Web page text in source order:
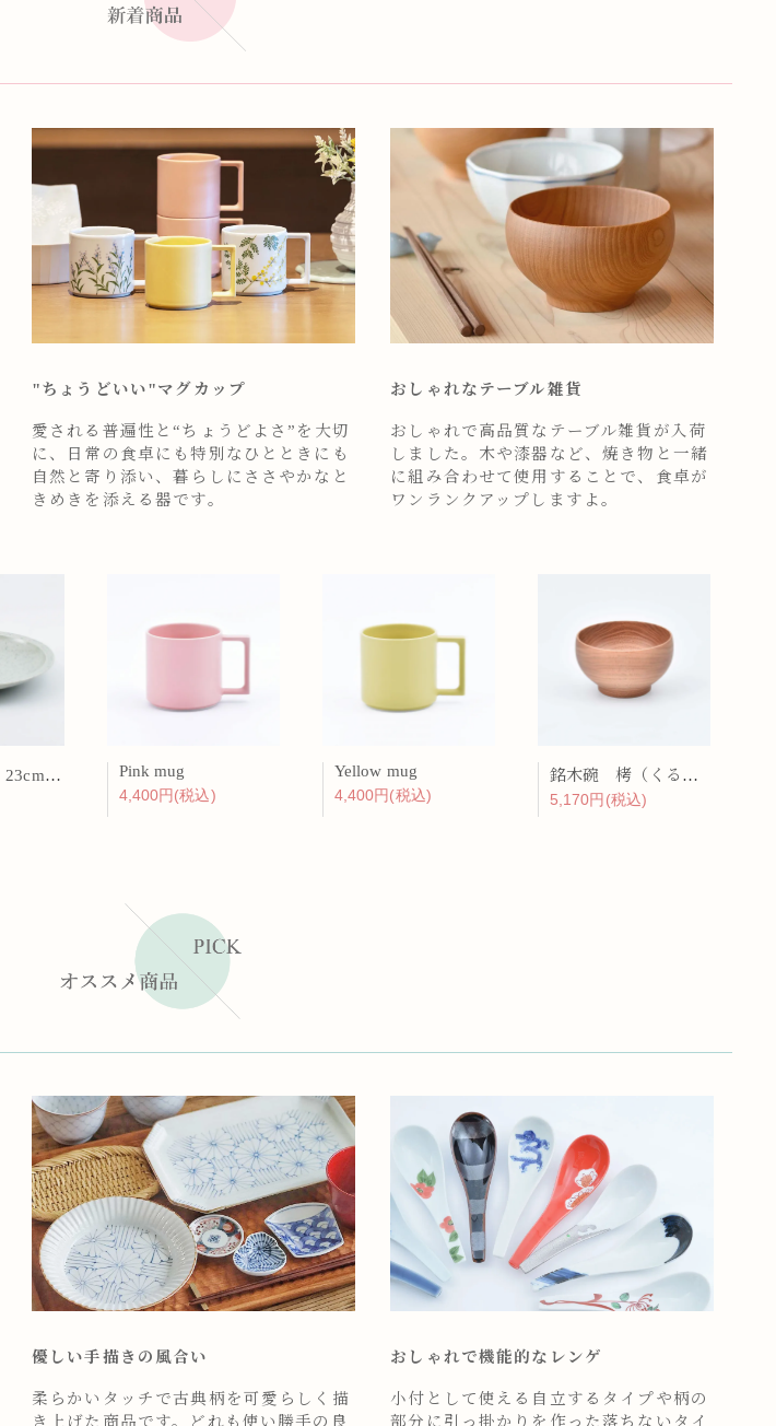
"ちょうどいい"マグカップ
愛される普遍性と“ちょうどよさ”を大切
に、日常の食卓にも特別なひとときにも
自然と寄り添い、暮らしにささやかなと
きめきを添える器です。
おしゃれなテーブル雑貨
おしゃれで高品質なテーブル雑貨が入荷
しました。木や漆器など、焼き物と一緒
に組み合わせて使用することで、食卓が
ワンランクアップしますよ。
リムプレート 23cm 呉須散
Pink mug
4,400円(税込)
Yellow mug
4,400円(税込)
銘木碗 栲（くるみ）
5,170円(税込)
優しい手描きの風合い
柔らかいタッチで古典柄を可愛らしく描
き上げた商品です。どれも使い勝手の良
おしゃれで機能的なレンゲ
小付として使える自立するタイプや柄の
部分に引っ掛かりを作った落ちないタイ